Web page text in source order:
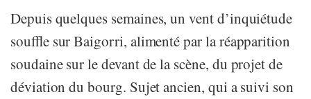
Depuis quelques semaines, un vent d’inquiétude
souffle sur Baigorri, alimenté par la réapparition
soudaine sur le devant de la scène, du projet de
déviation du bourg. Sujet ancien, qui a suivi son